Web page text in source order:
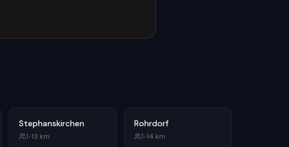
Stephanskirchen
1•13 km
Rohrdorf
1•14 km